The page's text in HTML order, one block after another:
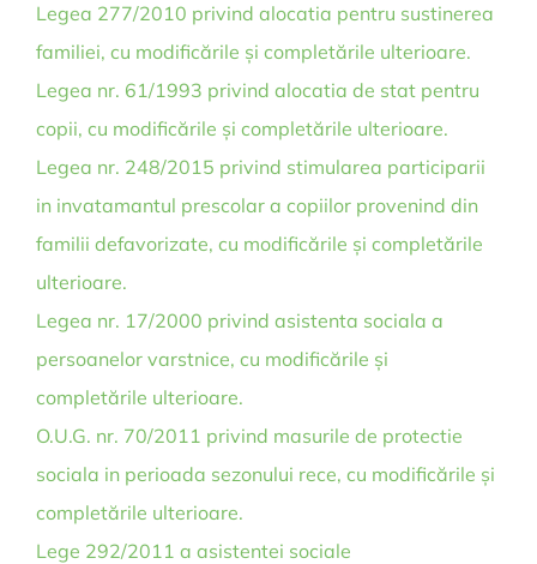
Legea 277/2010 privind alocatia pentru sustinerea
familiei, cu modificările și completările ulterioare.
Legea nr. 61/1993 privind alocatia de stat pentru
copii, cu modificările și completările ulterioare.
Legea nr. 248/2015 privind stimularea participarii
in invatamantul prescolar a copiilor provenind din
familii defavorizate, cu modificările și completările
ulterioare.
Legea nr. 17/2000 privind asistenta sociala a
persoanelor varstnice, cu modificările și
completările ulterioare.
O.U.G. nr. 70/2011 privind masurile de protectie
sociala in perioada sezonului rece, cu modificările și
completările ulterioare.
Lege 292/2011 a asistentei sociale